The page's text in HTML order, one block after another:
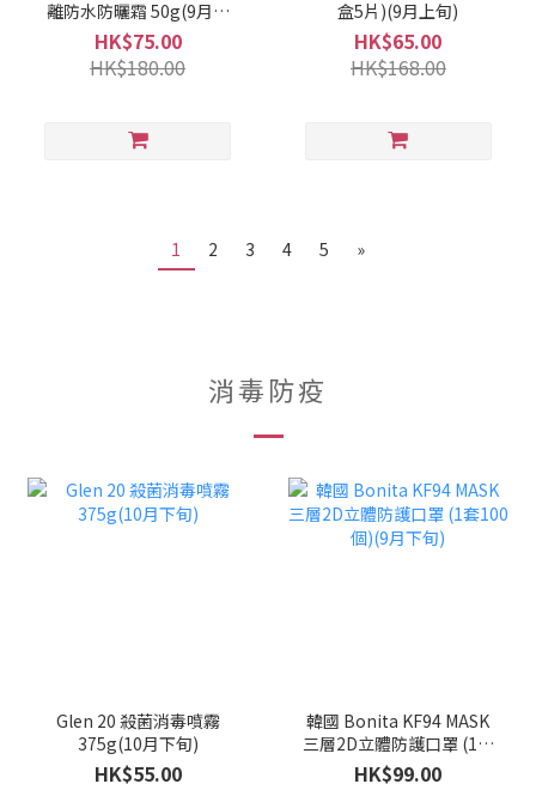
離防水防曬霜 50g(9月上
旬)
HK$75.00
HK$180.00
盒5片)(9月上旬)
HK$65.00
HK$168.00
1 2 3 4 5 »
消毒防疫
Glen 20 殺菌消毒噴霧
375g(10月下旬)
HK$55.00
韓國 Bonita KF94 MASK
三層2D立體防護口罩 (1套
100個)(9月下旬)
HK$99.00